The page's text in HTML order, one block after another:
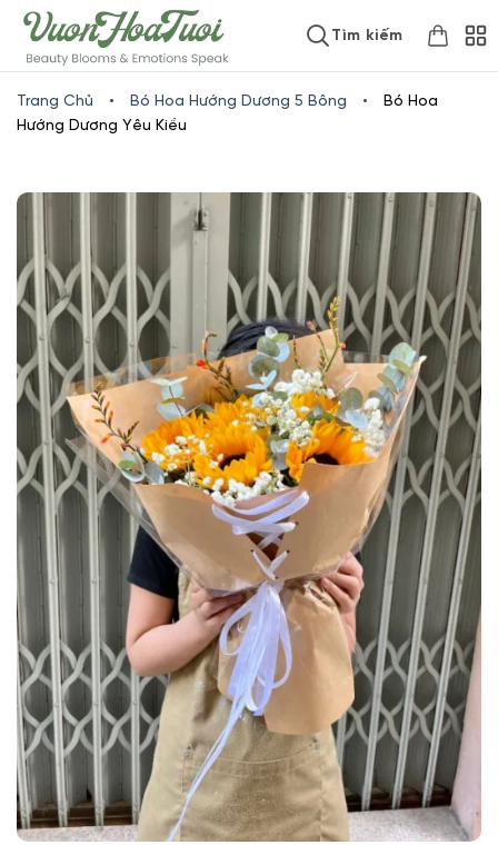
www.vuonhoatuoi.vnSkip
to
content
Tìm kiếm
Trang Chủ • Bó Hoa Hướng Dương 5 Bông •
Bó Hoa
Hướng Dương Yêu Kiều